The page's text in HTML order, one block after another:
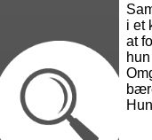
i et
at